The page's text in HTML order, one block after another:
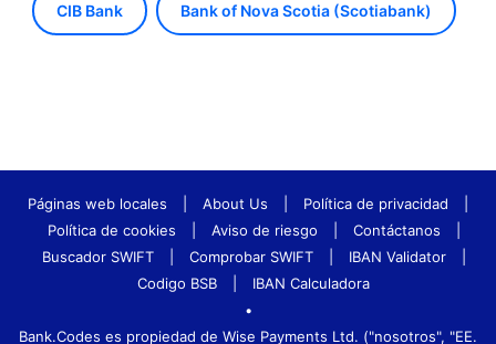
CIB Bank Bank of Nova Scotia (Scotiabank)
Páginas web locales About Us Política de privacidad
Política de cookies
Aviso de riesgo Contáctanos
Buscador SWIFT
Comprobar SWIFT IBAN Validator
Codigo BSB
IBAN Calculadora
•
Bank.Codes es propiedad de Wise Payments Ltd. ("nosotros", "EE.